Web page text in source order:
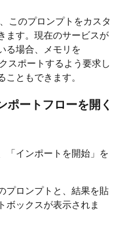
このプロンプトをカスタ
ます。現在のサービスが
る場合、メモリを
スポートするよう要求し
ともできます。
ポートフローを開く
「インポートを開始」を
プロンプトと、結果を貼
ボックスが表示されま